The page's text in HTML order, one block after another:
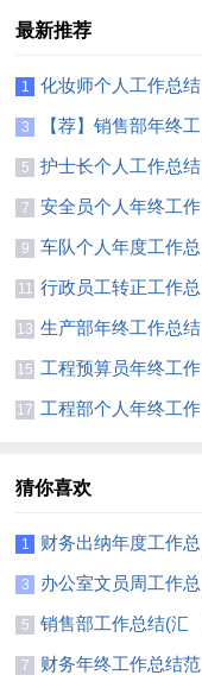
最新推荐
1
化妆师个人工作总结
10篇
3
【荐】销售部年终工
作总结
5
护士长个人工作总结
范文
7
安全员个人年终工作
总结(汇编15篇)
9
车队个人年度工作总
结6篇
11
行政员工转正工作总
结
13 生产部年终工作总结
(15篇)
15 工程预算员年终工作
总结
17 工程部个人年终工作
猜你喜欢
1
财务出纳年度工作总
结11篇
3
办公室文员周工作总
结
5
销售部工作总结(汇
编15篇)
7
财务年终工作总结范